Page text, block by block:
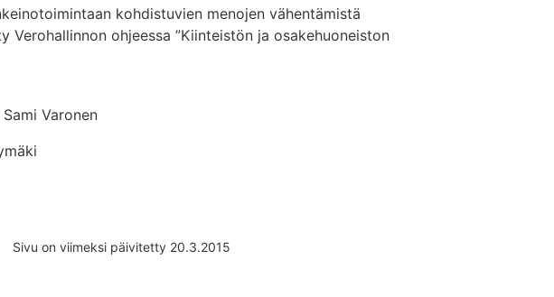
kohdistuvien menojen vähentämistä
Verohallinnon ohjeessa ”Kiinteistön ja osakehuoneiston
Varonen
Sivu on viimeksi päivitetty 20.3.2015